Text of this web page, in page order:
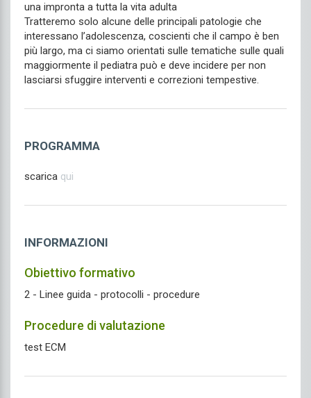
una impronta a tutta la vita adulta
Tratteremo solo alcune delle principali patologie che
interessano l’adolescenza, coscienti che il campo è ben
più largo, ma ci siamo orientati sulle tematiche sulle quali
maggiormente il pediatra può e deve incidere per non
lasciarsi sfuggire interventi e correzioni tempestive.
PROGRAMMA
scarica qui
INFORMAZIONI
Obiettivo formativo
2 - Linee guida - protocolli - procedure
Procedure di valutazione
test ECM